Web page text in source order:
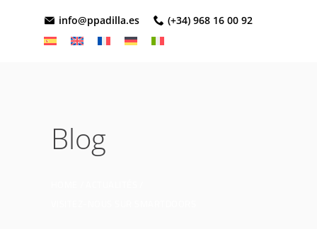
info@ppadilla.es (+34) 968 16 00 92
Blog